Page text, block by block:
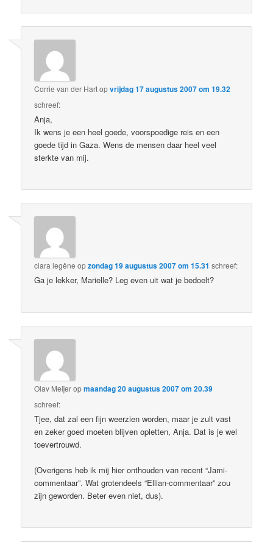
Corrie van der Hartopvrijdag 17 augustus 2007 om 19.32
schreef:
Anja,
Ik wens je een heel goede, voorspoedige reis en een
goede tijd in Gaza. Wens de mensen daar heel veel
sterkte van mij.
clara legêne opzondag 19 augustus 2007 om 15.31 schreef:
Ga je lekker, Marielle? Leg even uit wat je bedoelt?
Olav Meijeropmaandag 20 augustus 2007 om 20.39
schreef:
Tjee, dat zal een fijn weerzien worden, maar je zult vast
en zeker goed moeten blijven opletten, Anja. Dat is je wel
toevertrouwd.
(Overigens heb ik mij hier onthouden van recent “Jami-
commentaar”. Wat grotendeels “Ellian-commentaar” zou
zijn geworden. Beter even niet, dus).